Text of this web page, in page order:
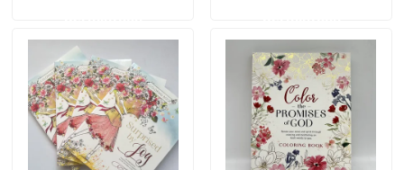
Permintaan Penawaran
Percetakan Buku Meja Kopi
Pencetakan Kartu Tarot